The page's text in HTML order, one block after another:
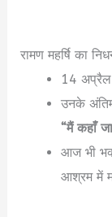
रामण महर्षि का
14 अप्रैल
उनके
“मैं कहाँ
आज भी
आश्रम में